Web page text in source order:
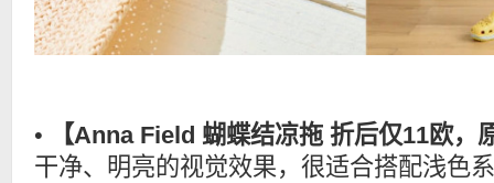
• 【Anna Field 蝴蝶结凉拖 折后仅11欧，
干净、明亮的视觉效果，很适合搭配浅色